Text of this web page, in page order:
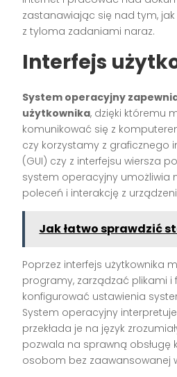
zastanawiając się nad tym,
z tyloma zadaniami naraz.
Interfejs
System operacyjny
użytkownika, dzięki któremu
komunikować się z
czy korzystamy z graficznego
(GUI) czy z interfejsu wiersza
system operacyjny umożliwia
poleceń i interakcję z
Jak łatwo sprawdzić
Poprzez interfejs użytkownika
programy, zarządzać plikami i
konfigurować ustawienia
System operacyjny
przekłada je na język
pozwala na sprawną obsługę
osobom bez zaawansowanej